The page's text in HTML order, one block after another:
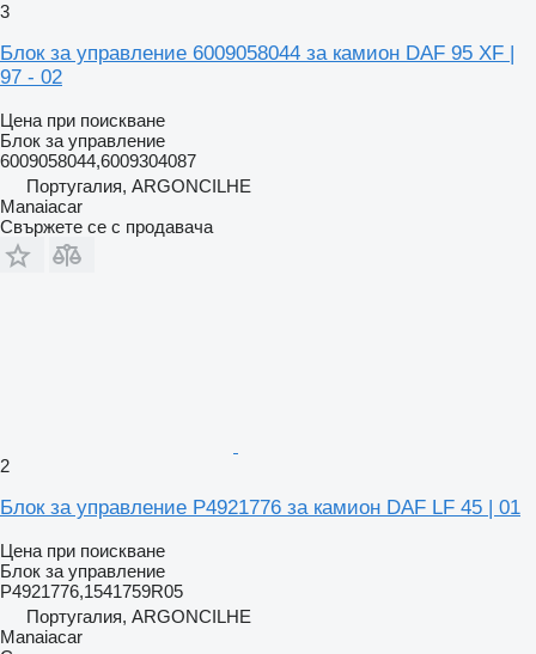
3
Блок за управление 6009058044 за камион DAF 95 XF |
97 - 02
Цена при поискване
Блок за управление
6009058044,6009304087
Португалия, ARGONCILHE
Manaiacar
Свържете се с продавача
2
Блок за управление P4921776 за камион DAF LF 45 | 01
Цена при поискване
Блок за управление
P4921776,1541759R05
Португалия, ARGONCILHE
Manaiacar